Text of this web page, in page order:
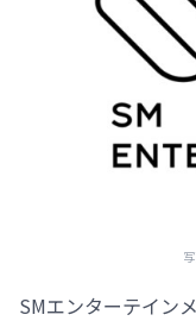
SMエンターテイン